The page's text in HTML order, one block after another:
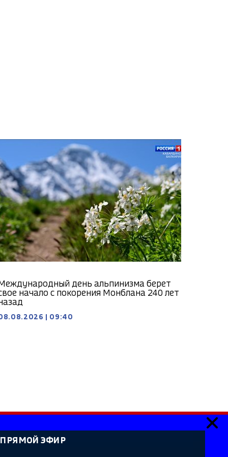
Международный день альпинизма берет
начало с покорения Монблана 240 лет
назад
09:40
Сетевое издание «Государственный Интернет-
о регистрации СМИ Эл № ФС 77-59166 от
ПРЯМОЙ ЭФИР